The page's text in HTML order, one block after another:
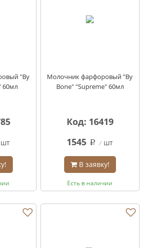
"By
60мл
шт
Молочник фарфоровый "By
Bone" "Supreme" 60мл
Код: 16419
1545 q шт
В заявку!
Есть в наличии